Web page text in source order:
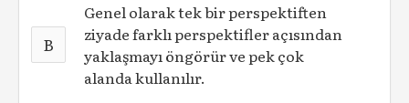
B
Genel olarak tek bir perspektiften
ziyade farklı perspektifler açısından
yaklaşmayı öngörür ve pek çok
alanda kullanılır.